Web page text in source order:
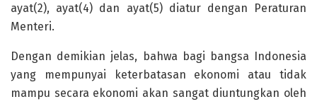
ayat(2), ayat(4) dan ayat(5) diatur dengan Peraturan
Menteri.
Dengan demikian jelas, bahwa bagi bangsa Indonesia
yang mempunyai keterbatasan ekonomi atau tidak
mampu secara ekonomi akan sangat diuntungkan oleh